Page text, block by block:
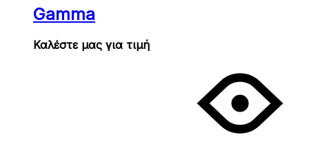
Gamma
Καλέστε μας για τιμή